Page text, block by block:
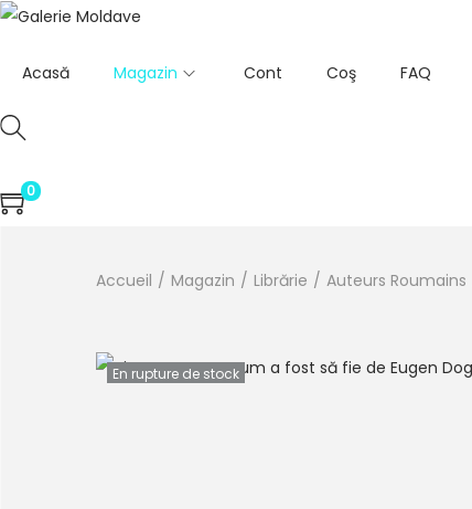
Acasă Magazin Cont Coş FAQ
0
Accueil / Magazin / Librărie / Auteurs Roumains
En rupture de stock